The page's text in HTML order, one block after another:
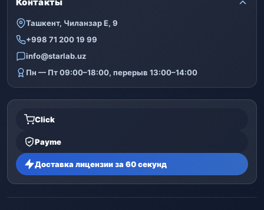
Контакты
Ташкент, Чиланзар Е, 9
+998 71 200 19 99
info@starlab.uz
Пн — Пт 09:00–18:00, перерыв 13:00–14:00
Click
Payme
Доставка лицензии за 60 секунд